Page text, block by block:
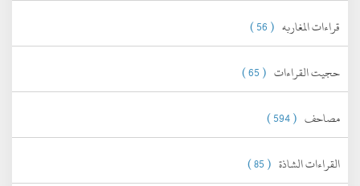
قراءات المغاربه ( 56 )
حجيت القراءات ( 65 )
مصاحف ( 594 )
القراءات الشاذة ( 85 )